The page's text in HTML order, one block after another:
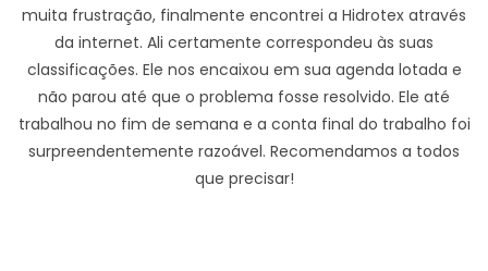
muita frustração, finalmente encontrei a Hidrotex através
da internet. Ali certamente correspondeu às suas
classificações. Ele nos encaixou em sua agenda lotada e
não parou até que o problema fosse resolvido. Ele até
trabalhou no fim de semana e a conta final do trabalho foi
surpreendentemente razoável. Recomendamos a todos
que precisar!